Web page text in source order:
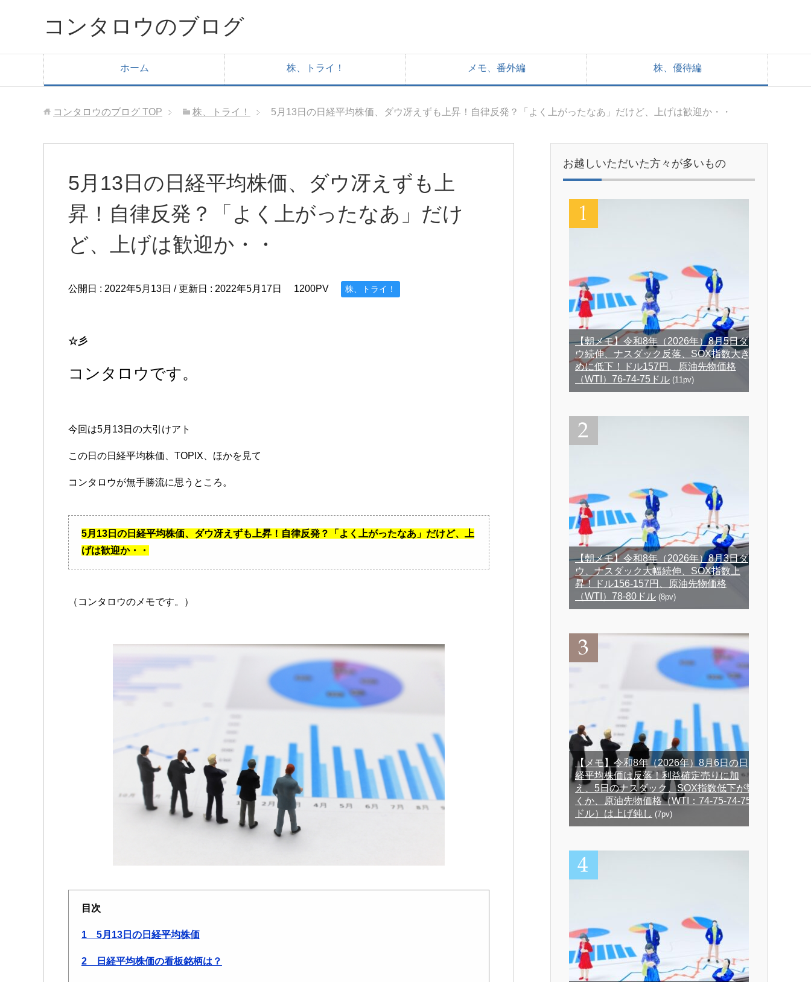
コンタロウのブログ
ホーム 株、トライ！ メモ、番外編 株、優待編
コンタロウのブログ TOP 株、トライ！ 5月13日の日経平均株価、ダウ冴えずも上昇！自律反発？「よく上がったなあ」だけど、上げは歓迎か・・
5月13日の日経平均株価、ダウ冴えずも上
昇！自律反発？「よく上がったなあ」だけ
ど、上げは歓迎か・・
公開日 : 2022年5月13日 / 更新日 : 2022年5月17日 1200PV 株、トライ！
☆彡
コンタロウです。
今回は5月13日の大引けアト
この日の日経平均株価、TOPIX、ほかを見て
コンタロウが無手勝流に思うところ。
5月13日の日経平均株価、ダウ冴えずも上昇！自律反発？「よく上がったなあ」だけど、上
げは歓迎か・・
（コンタロウのメモです。）
目次
1 5月13日の日経平均株価
2 日経平均株価の看板銘柄は？
お越しいただいた方々が多いもの
【朝メモ】令和8年（2026年）8月5日ダ
ウ続伸、ナスダック反落、SOX指数大き
めに低下！ドル157円、原油先物価格
（WTI）76-74-75ドル (11pv)
【朝メモ】令和8年（2026年）8月3日ダ
ウ、ナスダック大幅続伸、SOX指数上
昇！ドル156-157円、原油先物価格
（WTI）78-80ドル (8pv)
【メモ】令和8年（2026年）8月6日の日
経平均株価は反落！利益確定売りに加
え、5日のナスダック、SOX指数低下が響
くか、原油先物価格（WTI：74-75-74-75
ドル）は上げ鈍し (7pv)